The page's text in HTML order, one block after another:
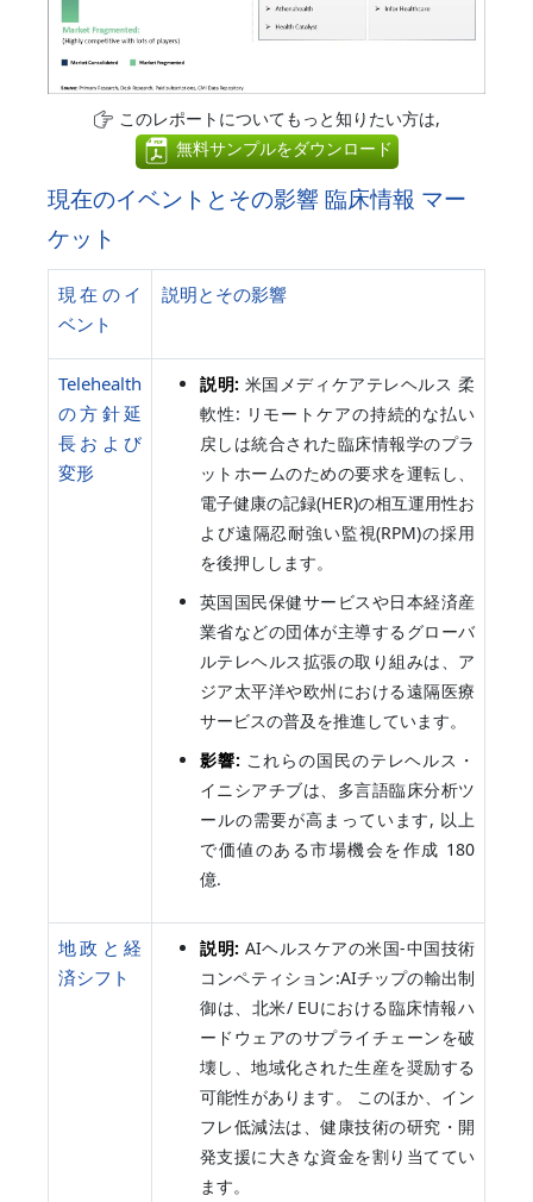
このレポートについてもっと知りたい方は,
無料サンプルをダウンロード
現在のイベントとその影響 臨床情報 マー
ケット
現在のイ
ベント
説明とその影響
Telehealth
の方針延
長および
変形
説明: 米国メディケアテレヘルス 柔
軟性: リモートケアの持続的な払い
戻しは統合された臨床情報学のプラ
ットホームのための要求を運転し、
電子健康の記録(HER)の相互運用性お
よび遠隔忍耐強い監視(RPM)の採用
を後押しします。
英国国民保健サービスや日本経済産
業省などの団体が主導するグローバ
ルテレヘルス拡張の取り組みは、ア
ジア太平洋や欧州における遠隔医療
サービスの普及を推進しています。
影響: これらの国民のテレヘルス・
イニシアチブは、多言語臨床分析ツ
ールの需要が高まっています, 以上
で価値のある市場機会を作成 180
億.
地政と経
済シフト
説明: AIヘルスケアの米国-中国技術
コンペティション:AIチップの輸出制
御は、北米/ EUにおける臨床情報ハ
ードウェアのサプライチェーンを破
壊し、地域化された生産を奨励する
可能性があります。 このほか、イン
フレ低減法は、健康技術の研究・開
発支援に大きな資金を割り当ててい
ます。